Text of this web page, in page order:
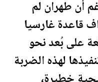
أن طهران لم
قاعدة غارسيا
على بُعد نحو
تنفيذها لهذه الضربة